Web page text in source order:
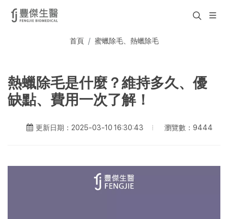
首頁 蜜蠟除毛、熱蠟除毛
熱蠟除毛是什麼？維持多久、優
缺點、費用一次了解！
更新日期：2025-03-10 16:30:43 瀏覽數：9444